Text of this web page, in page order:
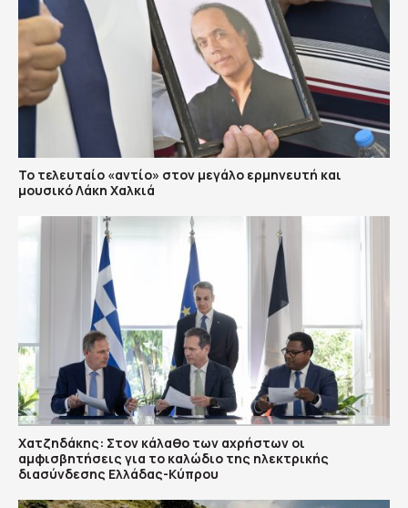
Το τελευταίο «αντίο» στον μεγάλο ερμηνευτή και
μουσικό Λάκη Χαλκιά
Χατζηδάκης: Στον κάλαθο των αχρήστων οι
αμφισβητήσεις για το καλώδιο της ηλεκτρικής
διασύνδεσης Ελλάδας-Κύπρου